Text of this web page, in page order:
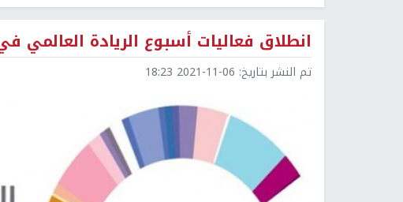
انطلاق فعاليات أسبوع الريادة
تم النشر بتاريخ: 2021-11-06 18:23